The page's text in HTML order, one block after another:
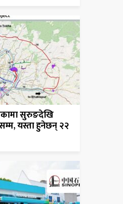
सुरुङदेखि
यस्ता हुनेछन् २२